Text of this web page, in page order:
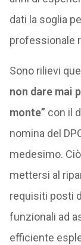
dati la soglia
professionale
Sono rilievi
non dare mai
monte” con il
nomina del
medesimo.
mettersi al
requisiti posti
funzionali ad
efficiente